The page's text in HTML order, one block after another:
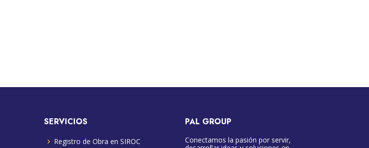
SERVICIOS
Registro de Obra en SIROC
PAL GROUP
Conectamos la pasión por servir,